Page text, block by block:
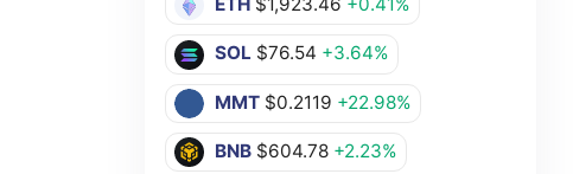
SOL $76.54 +3.64%
MMT $0.2119 +22.98%
BNB $604.78 +2.23%